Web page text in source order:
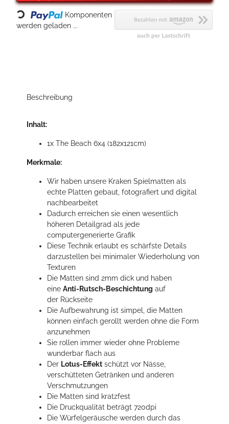
Loading...
Komponenten
werden geladen ...
Beschreibung
Inhalt:
1x The Beach 6x4 (182x121cm)
Merkmale:
Wir haben unsere Kraken Spielmatten als
echte Platten gebaut, fotografiert und digital
nachbearbeitet
Dadurch erreichen sie einen wesentlich
höheren Detailgrad als jede
computergenerierte Grafik
Diese Technik erlaubt es schärfste Details
darzustellen bei minimaler Wiederholung von
Texturen
Die Matten sind 2mm dick und haben
eine Anti-Rutsch-Beschichtung auf
der Rückseite
Die Aufbewahrung ist simpel, die Matten
können einfach gerollt werden ohne die Form
anzunehmen
Sie rollen immer wieder ohne Probleme
wunderbar flach aus
Der Lotus-Effekt schützt vor Nässe,
verschütteten Getränken und anderen
Verschmutzungen
Die Matten sind kratzfest
Die Druckqualität beträgt 720dpi
Die Würfelgeräusche werden durch das